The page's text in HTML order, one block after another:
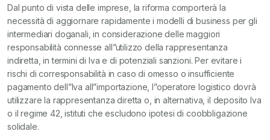
Dal punto di vista delle imprese, la riforma comporterà la
necessità di aggiornare rapidamente i modelli di business per gli
intermediari doganali, in considerazione delle maggiori
responsabilità connesse all”utilizzo della rappresentanza
indiretta, in termini di Iva e di potenziali sanzioni. Per evitare i
rischi di corresponsabilità in caso di omesso o insufficiente
pagamento dell”Iva all”importazione, l”operatore logistico dovrà
utilizzare la rappresentanza diretta o, in alternativa, il deposito Iva
o il regime 42, istituti che escludono ipotesi di coobbligazione
solidale.